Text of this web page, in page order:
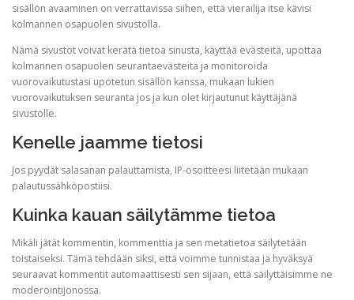
sisällön avaaminen on verrattavissa siihen, että vierailija itse kävisi
kolmannen osapuolen sivustolla.
Nämä sivustot voivat kerätä tietoa sinusta, käyttää evästeitä, upottaa
kolmannen osapuolen seurantaevästeitä ja monitoroida
vuorovaikutustasi upotetun sisällön kanssa, mukaan lukien
vuorovaikutuksen seuranta jos ja kun olet kirjautunut käyttäjänä
sivustolle.
Kenelle jaamme tietosi
Jos pyydät salasanan palauttamista, IP-osoitteesi liitetään mukaan
palautussähköpostiisi.
Kuinka kauan säilytämme tietoa
Mikäli jätät kommentin, kommenttia ja sen metatietoa säilytetään
toistaiseksi. Tämä tehdään siksi, että voimme tunnistaa ja hyväksyä
seuraavat kommentit automaattisesti sen sijaan, että säilyttäisimme ne
moderointijonossa.